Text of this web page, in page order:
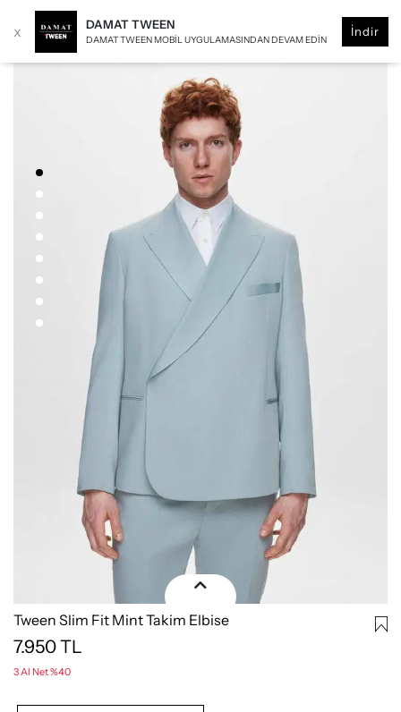
x DAMAT TWEEN
DAMAT TWEEN MOBIL UYGULAMASINDAN DEVAM EDIN
İndir
Tween Slim Fit Mint Takim Elbise
7.950TL
3 Al Net %40